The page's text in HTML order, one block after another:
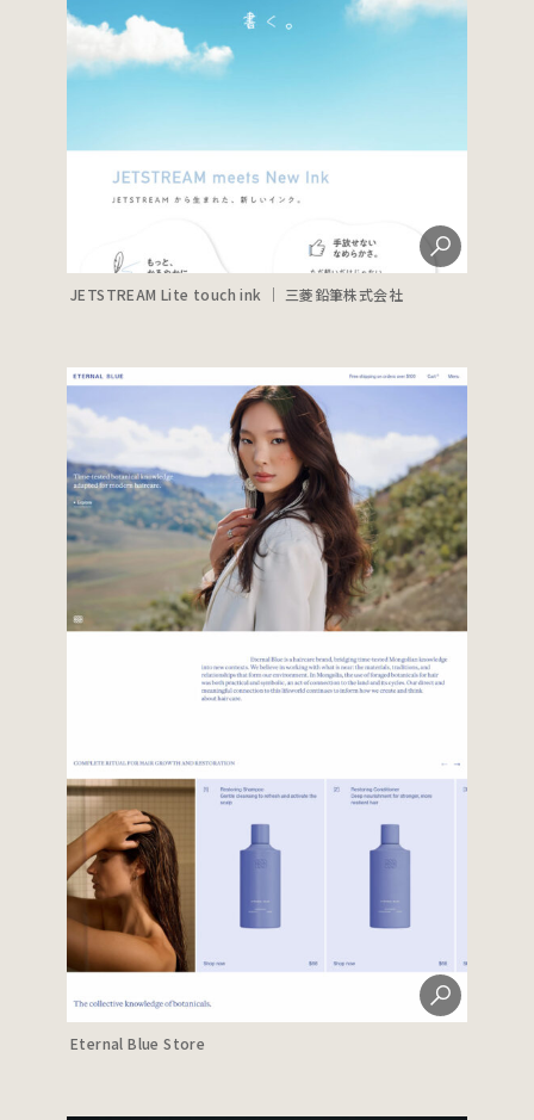
JETSTREAM Lite touch ink ｜ 三菱鉛筆株式会社
Eternal Blue Store